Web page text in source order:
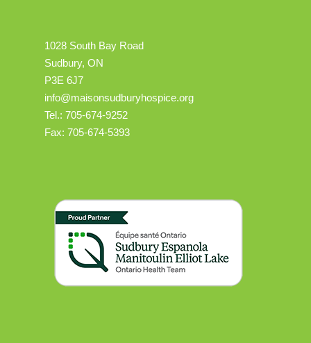
1028 South Bay Road
Sudbury, ON
P3E 6J7
info@maisonsudburyhospice.org
Tel.: 705-674-9252
Fax: 705-674-5393